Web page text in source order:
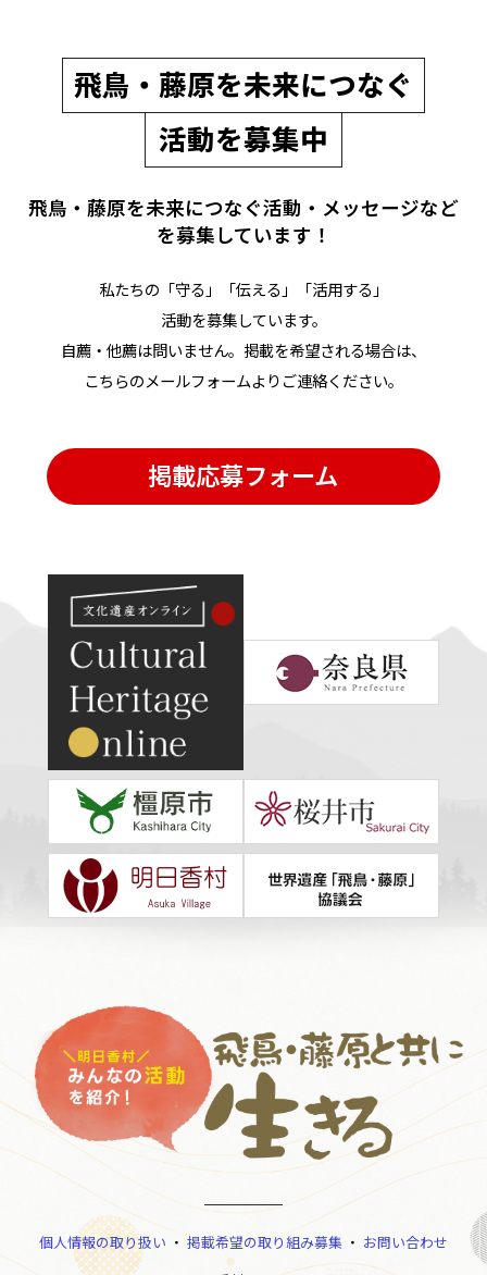
飛鳥・藤原を未来につなぐ
活動を募集中
飛鳥・藤原を未来につなぐ活動・メッセージなど
を募集しています！
私たちの「守る」「伝える」「活用する」
活動を募集しています。
自薦・他薦は問いません。掲載を希望される場合は、
こちらのメールフォームよりご連絡ください。
掲載応募フォーム
個人情報の取り扱い ・ 掲載希望の取り組み募集 ・ お問い合わせ